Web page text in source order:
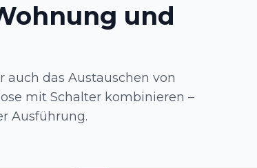
und
das Austauschen von
mit Schalter kombinieren –
Ausführung.